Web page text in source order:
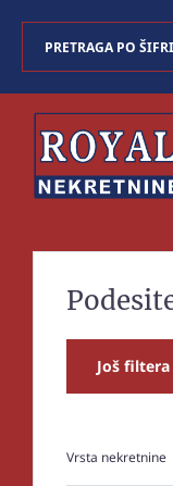
Još filtera
Vrsta nekretnine